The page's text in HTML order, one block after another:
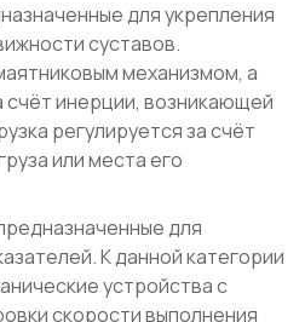
для укрепления
суставов.
механизмом, а
счёт инерции, возникающей
регулируется за счёт
или места его
для
К данной категории
устройства с
скорости выполнения